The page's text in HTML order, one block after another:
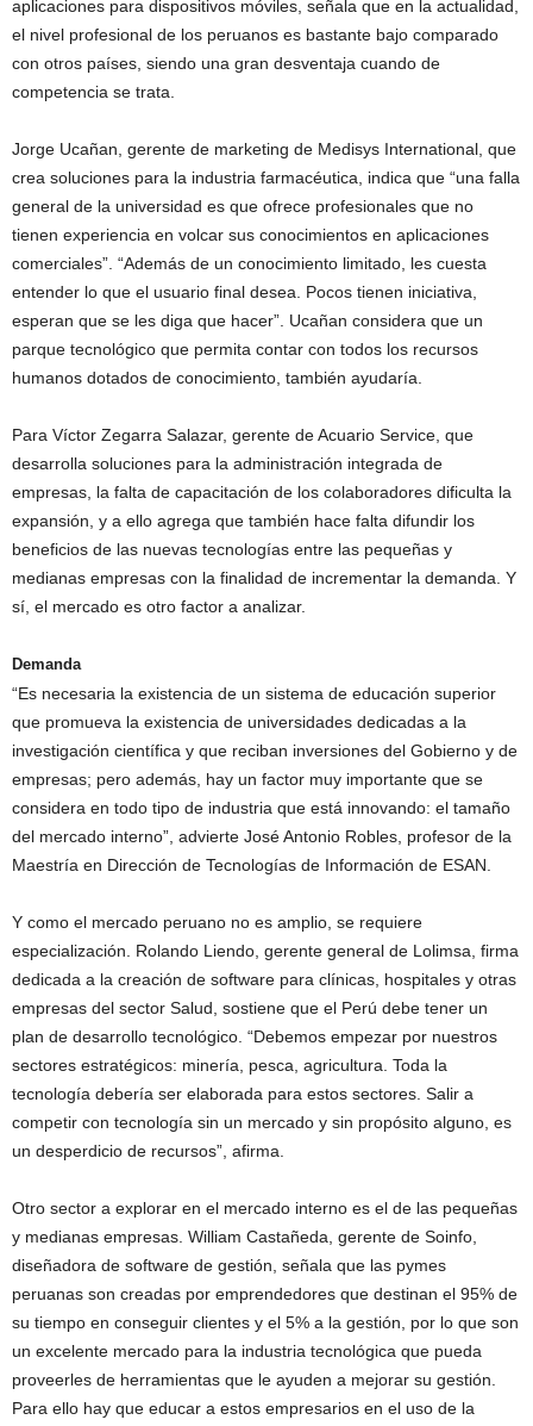
aplicaciones para dispositivos móviles, señala que en la actualidad,
el nivel profesional de los peruanos es bastante bajo comparado
con otros países, siendo una gran desventaja cuando de
competencia se trata.
Jorge Ucañan, gerente de marketing de Medisys International, que
crea soluciones para la industria farmacéutica, indica que “una falla
general de la universidad es que ofrece profesionales que no
tienen experiencia en volcar sus conocimientos en aplicaciones
comerciales”. “Además de un conocimiento limitado, les cuesta
entender lo que el usuario final desea. Pocos tienen iniciativa,
esperan que se les diga que hacer”. Ucañan considera que un
parque tecnológico que permita contar con todos los recursos
humanos dotados de conocimiento, también ayudaría.
Para Víctor Zegarra Salazar, gerente de Acuario Service, que
desarrolla soluciones para la administración integrada de
empresas, la falta de capacitación de los colaboradores dificulta la
expansión, y a ello agrega que también hace falta difundir los
beneficios de las nuevas tecnologías entre las pequeñas y
medianas empresas con la finalidad de incrementar la demanda. Y
sí, el mercado es otro factor a analizar.
Demanda
“Es necesaria la existencia de un sistema de educación superior
que promueva la existencia de universidades dedicadas a la
investigación científica y que reciban inversiones del Gobierno y de
empresas; pero además, hay un factor muy importante que se
considera en todo tipo de industria que está innovando: el tamaño
del mercado interno”, advierte José Antonio Robles, profesor de la
Maestría en Dirección de Tecnologías de Información de ESAN.
Y como el mercado peruano no es amplio, se requiere
especialización. Rolando Liendo, gerente general de Lolimsa, firma
dedicada a la creación de software para clínicas, hospitales y otras
empresas del sector Salud, sostiene que el Perú debe tener un
plan de desarrollo tecnológico. “Debemos empezar por nuestros
sectores estratégicos: minería, pesca, agricultura. Toda la
tecnología debería ser elaborada para estos sectores. Salir a
competir con tecnología sin un mercado y sin propósito alguno, es
un desperdicio de recursos”, afirma.
Otro sector a explorar en el mercado interno es el de las pequeñas
y medianas empresas. William Castañeda, gerente de Soinfo,
diseñadora de software de gestión, señala que las pymes
peruanas son creadas por emprendedores que destinan el 95% de
su tiempo en conseguir clientes y el 5% a la gestión, por lo que son
un excelente mercado para la industria tecnológica que pueda
proveerles de herramientas que le ayuden a mejorar su gestión.
Para ello hay que educar a estos empresarios en el uso de la